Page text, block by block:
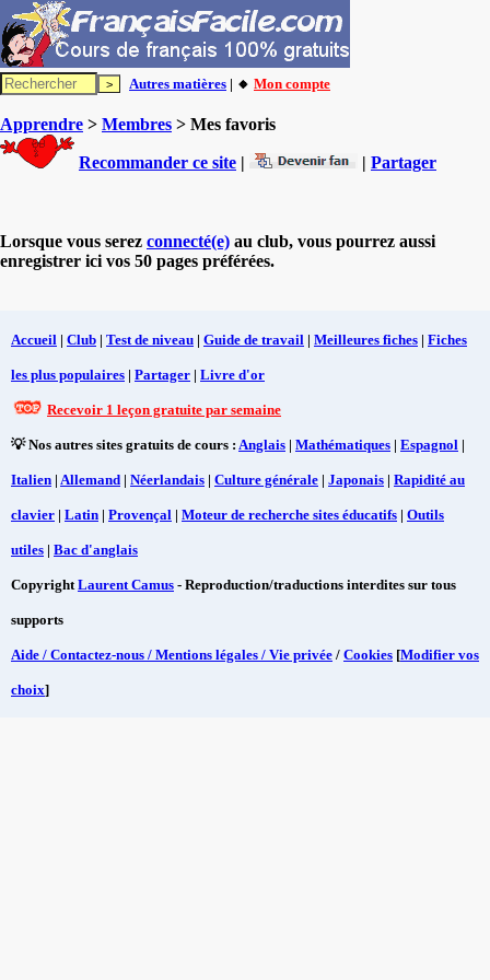
Autres matières | 🔸 Mon compte
Apprendre > Membres > Mes favoris
Recommander ce site | | Partager
Lorsque vous serez connecté(e) au club, vous pourrez aussi
enregistrer ici vos 50 pages préférées.
Accueil | Club | Test de niveau | Guide de travail | Meilleures fiches | Fiches
les plus populaires | Partager | Livre d'or
Recevoir 1 leçon gratuite par semaine
💡 Nos autres sites gratuits de cours : Anglais | Mathématiques | Espagnol |
Italien | Allemand | Néerlandais | Culture générale | Japonais | Rapidité au
clavier | Latin | Provençal | Moteur de recherche sites éducatifs | Outils
utiles | Bac d'anglais
CopyrightLaurent Camus - Reproduction/traductions interdites sur tous
supports
Aide / Contactez-nous / Mentions légales / Vie privée / Cookies [Modifier vos
choix]